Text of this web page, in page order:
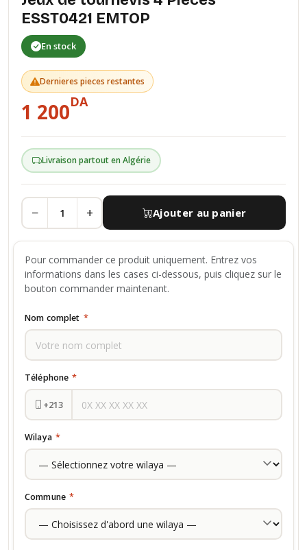
ESST0421 EMTOP
En stock
Dernieres pieces restantes
1 200DA
Livraison partout en Algérie
− + Ajouter au panier
Pour commander ce produit uniquement. Entrez vos
informations dans les cases ci-dessous, puis cliquez sur le
bouton commander maintenant.
Nom complet *
Téléphone *
+213
Wilaya *
Commune *